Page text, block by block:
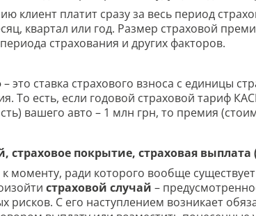
клиент платит сразу за весь период
квартал или год. Размер страховой
страхования и других факторов.
– это ставка страхового взноса с единицы
То есть, если годовой страховой тариф
вашего авто – 1 млн грн, то премия
страховое покрытие, страховая
моменту, ради которого вообще
страховой случай –
рисков. С его наступлением возникает